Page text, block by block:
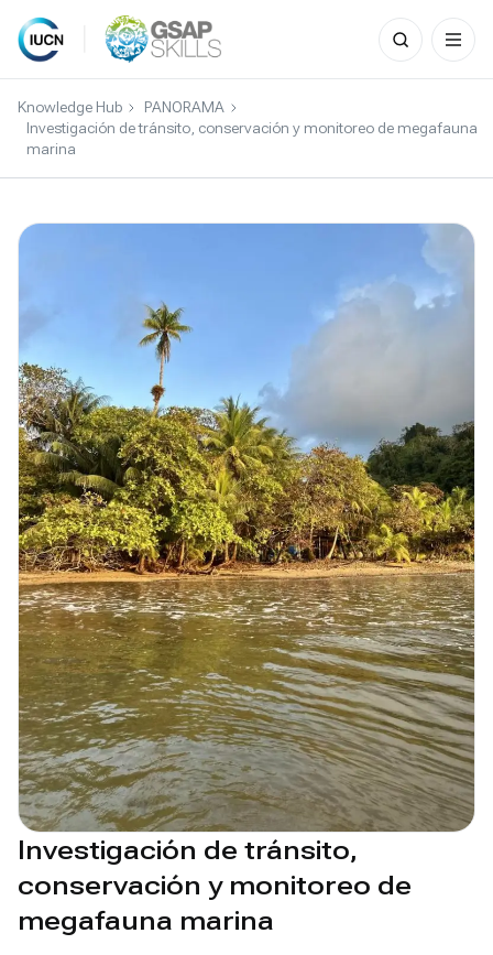
Skip
content
Search
for:
Knowledge Hub
PANORAMA
Investigación de tránsito, conservación y monitoreo de megafauna
marina
Investigación de tránsito,
conservación y monitoreo de
megafauna marina